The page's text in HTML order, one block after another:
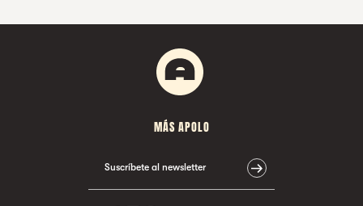
MÁS APOLO
Suscríbete al newsletter